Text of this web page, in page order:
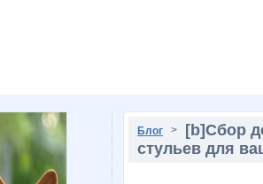
Блог >
[b]Сбор
стульев для